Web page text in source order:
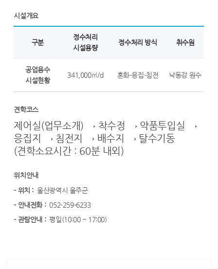
시설개요
구분
정수처리
시설용량
정수처리 방식 취수원
공업용수
시설현황
341,000㎥/d 혼화-응집-침전 낙동강 원수
견학코스
제어실(업무소개) → 착수정 → 약품투입실 →
응집지 → 침전지 → 배수지 → 탈수기동
(견학소요시간 : 60분 내외)
위치안내
- 위치 : 울산광역시 울주군
- 안내전화 : 052-259-6233
- 관람안내 : 평일(10:00 ~ 17:00)